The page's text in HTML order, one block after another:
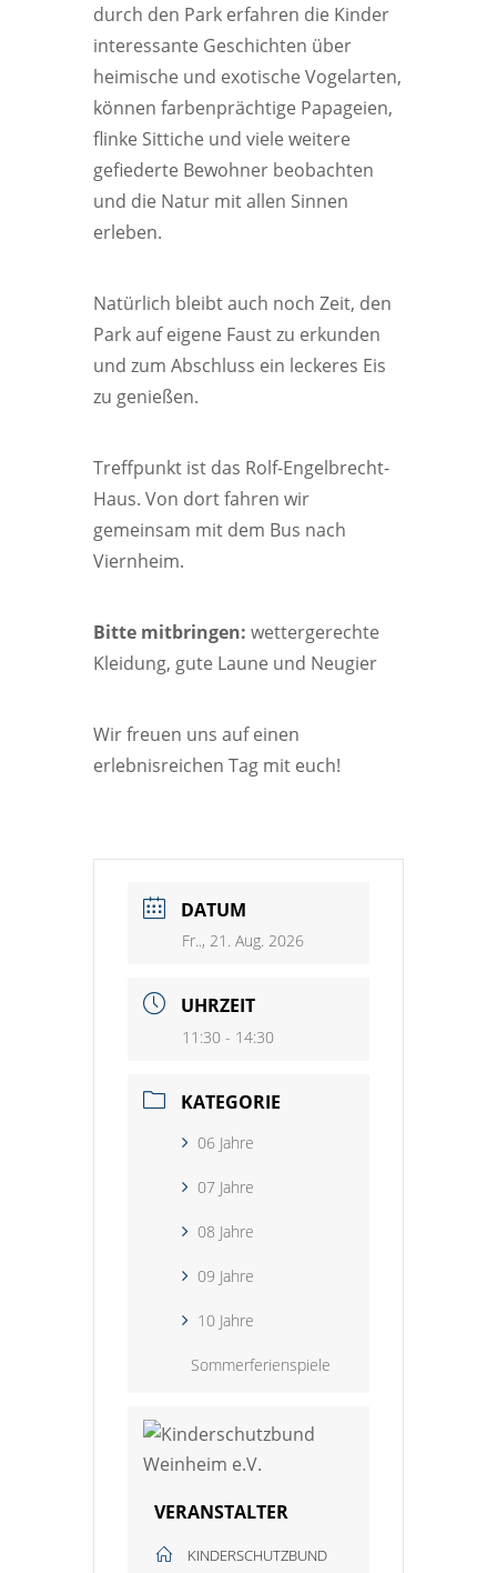
durch den Park erfahren die Kinder
interessante Geschichten über
heimische und exotische Vogelarten,
können farbenprächtige Papageien,
flinke Sittiche und viele weitere
gefiederte Bewohner beobachten
und die Natur mit allen Sinnen
erleben.
Natürlich bleibt auch noch Zeit, den
Park auf eigene Faust zu erkunden
und zum Abschluss ein leckeres Eis
zu genießen.
Treffpunkt ist das Rolf-Engelbrecht-
Haus. Von dort fahren wir
gemeinsam mit dem Bus nach
Viernheim.
Bitte mitbringen: wettergerechte
Kleidung, gute Laune und Neugier
Wir freuen uns auf einen
erlebnisreichen Tag mit euch!
DATUM
Fr.., 21. Aug. 2026
UHRZEIT
11:30 - 14:30
KATEGORIE
06 Jahre
07 Jahre
08 Jahre
09 Jahre
10 Jahre
Sommerferienspiele
VERANSTALTER
KINDERSCHUTZBUND